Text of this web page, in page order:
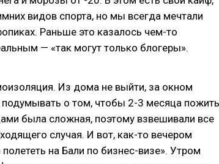
видов спорта, но мы всегда мечтали
Раньше это казалось чем-то
— «так могут только блогеры».
Из дома не выйти, за окном
о том, чтобы 2-3 месяца пожить
была сложная, поэтому взвешивали все
случая. И вот, как-то вечером
на Бали по бизнес-визе». Утром